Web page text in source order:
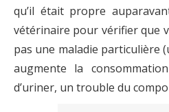
qu’il était propre
vétérinaire pour vérifier que
pas une maladie particulière
augmente la
d’uriner, un trouble du